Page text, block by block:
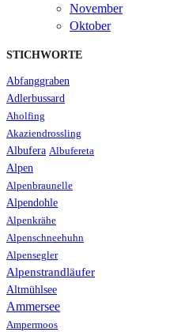
November
Oktober
STICHWORTE
Abfanggraben
Adlerbussard
Aholfing
Akaziendrossling
Albufera Albufereta
Alpen
Alpenbraunelle
Alpendohle
Alpenkrähe
Alpenschneehuhn
Alpensegler
Alpenstrandläufer
Altmühlsee
Ammersee
Ampermoos